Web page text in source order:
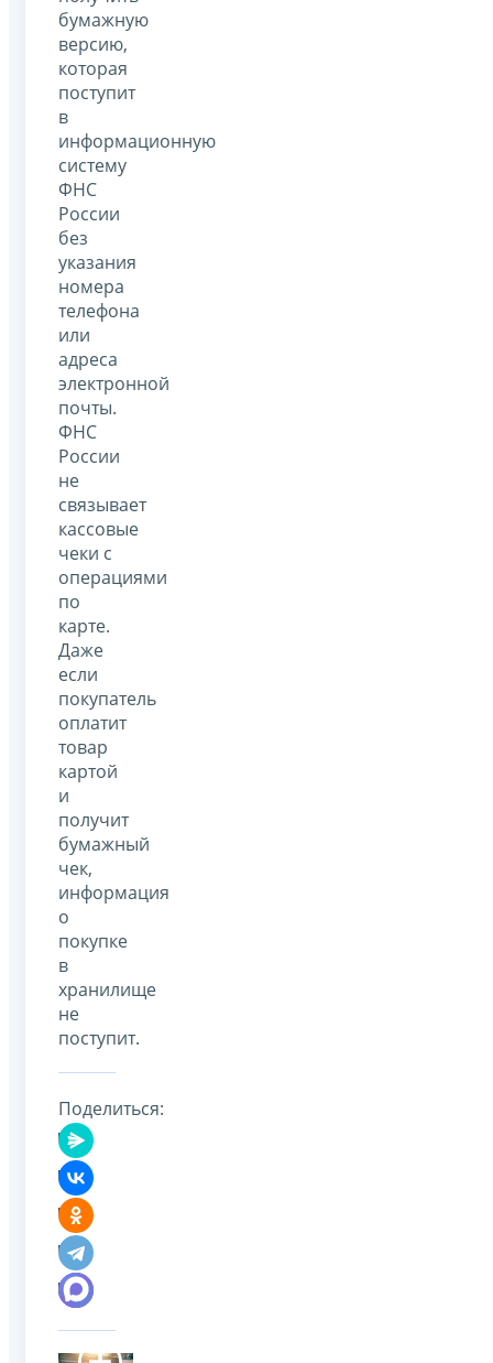
бумажную
версию,
которая
поступит
в
информационную
систему
ФНС
России
без
указания
номера
телефона
или
адреса
электронной
почты.
ФНС
России
не
связывает
кассовые
чеки с
операциями
по
карте.
Даже
если
покупатель
оплатит
товар
картой
и
получит
бумажный
чек,
информация
о
покупке
в
хранилище
не
поступит.
Поделиться: